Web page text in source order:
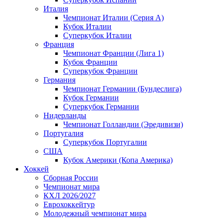
Италия
Чемпионат Италии (Серия А)
Кубок Италии
Суперкубок Италии
Франция
Чемпионат Франции (Лига 1)
Кубок Франции
Суперкубок Франции
Германия
Чемпионат Германии (Бундеслига)
Кубок Германии
Суперкубок Германии
Нидерланды
Чемпионат Голландии (Эредивизи)
Португалия
Суперкубок Португалии
США
Кубок Америки (Копа Америка)
Хоккей
Сборная России
Чемпионат мира
КХЛ 2026/2027
Еврохоккейтур
Молодежный чемпионат мира